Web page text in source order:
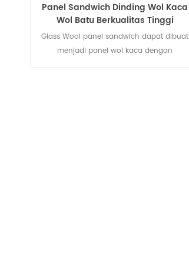
Panel Sandwich Dinding Wol Kaca
Wol Batu Berkualitas Tinggi
Glass Wool panel sandwich dapat dibuat
menjadi panel wol kaca dengan